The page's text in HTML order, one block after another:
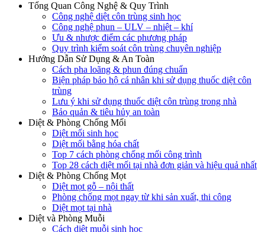
Tổng Quan Công Nghệ & Quy Trình
Công nghệ diệt côn trùng sinh học
Công nghệ phun – ULV – nhiệt – khí
Ưu & nhược điểm các phương pháp
Quy trình kiểm soát côn trùng chuyên nghiệp
Hướng Dẫn Sử Dụng & An Toàn
Cách pha loãng & phun đúng chuẩn
Biện pháp bảo hộ cá nhân khi sử dụng thuốc diệt côn
trùng
Lưu ý khi sử dụng thuốc diệt côn trùng trong nhà
Bảo quản & tiêu hủy an toàn
Diệt & Phòng Chống Mối
Diệt mối sinh học
Diệt mối bằng hóa chất
Top 7 cách phòng chống mối công trình
Top 28 cách diệt mối tại nhà đơn giản và hiệu quả nhất
Diệt & Phòng Chống Mọt
Diệt mọt gỗ – nội thất
Phòng chống mọt ngay từ khi sản xuất, thi công
Diệt mọt tại nhà
Diệt và Phòng Muỗi
Cách diệt muỗi sinh học